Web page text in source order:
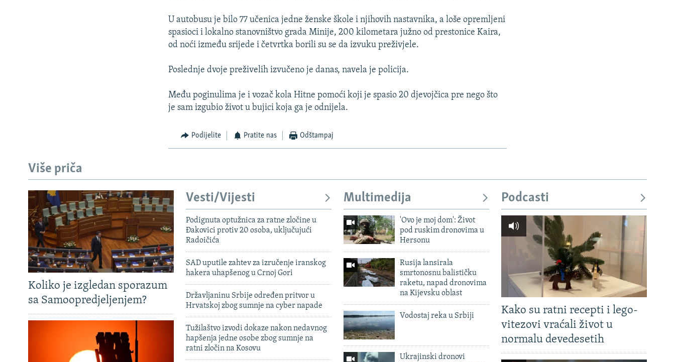
TRI DECENIJE OD RATA U BIH
SVE KARTE DEJTONA
NASTANAK I RASPAD JUGOSLAVIJE
U autobusu je bilo 77 učenica jedne ženske škole i njihovih nastavnika, a loše opremljeni
spasioci i lokalno stanovništvo grada Minije, 200 kilometara južno od prestonice Kaira,
od noći između srijede i četvrtka borili su se da izvuku preživjele.
Poslednje dvoje preživelih izvučeno je danas, navela je policija.
Među poginulima je i vozač kola Hitne pomoći koji je spasio 20 djevojčica pre nego što
je sam izgubio život u bujici koja ga je odnijela.
Podijelite Pratite nas Odštampaj
Više priča
Koliko je izgledan sporazum
sa Samoopredjeljenjem?
Vesti/Vijesti
Podignuta optužnica za ratne zločine u
Đakovici protiv 20 osoba, uključujući
Radoičića
SAD uputile zahtev za izručenje iranskog
hakera uhapšenog u Crnoj Gori
Državljaninu Srbije određen pritvor u
Hrvatskoj zbog sumnje na cyber napade
Tužilaštvo izvodi dokaze nakon nedavnog
hapšenja jedne osobe zbog sumnje na
ratni zločin na Kosovu
Multimedija
'Ovo je moj dom': Život
pod ruskim dronovima u
Hersonu
Rusija lansirala
smrtonosnu balističku
raketu, napad dronovima
na Kijevsku oblast
Vodostaj reka u Srbiji
Ukrajinski dronovi
Podcasti
Kako su ratni recepti i lego-
vitezovi vraćali život u
normalu devedesetih